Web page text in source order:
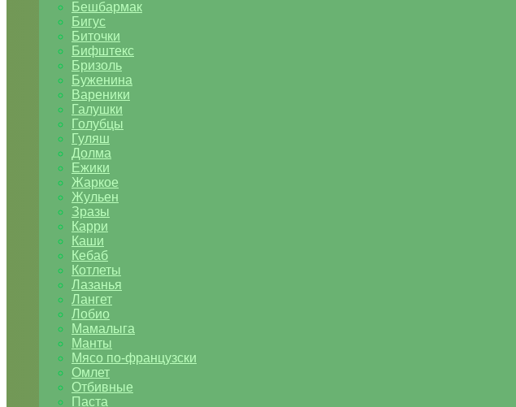
Бешбармак
Бигус
Биточки
Бифштекс
Бризоль
Буженина
Вареники
Галушки
Голубцы
Гуляш
Долма
Ежики
Жаркое
Жульен
Зразы
Карри
Каши
Кебаб
Котлеты
Лазанья
Лангет
Лобио
Мамалыга
Манты
Мясо по-французски
Омлет
Отбивные
Паста